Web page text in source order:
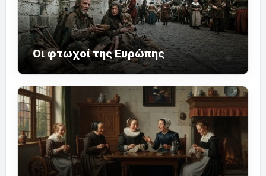
Οι φτωχοί της Ευρώπης